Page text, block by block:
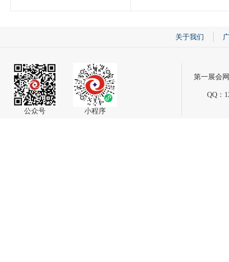
关于我们
公众号 小程序
第一展会
QQ：